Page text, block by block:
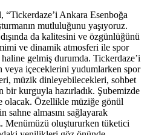
“Tickerdaze’i Ankara Esenboğa
mutluluğunu yaşıyoruz.
da kalitesini ve özgünlüğünü
ve dinamik atmosferi ile spor
haline gelmiş durumda. Tickerdaze’i
içeceklerini yudumlarken spor
müzik dinleyebilecekleri, sohbet
bir kurguyla hazırladık. Şubemizde
olacak. Özellikle müziğe gönül
almasını sağlayarak
Menümüzü oluştururken tüketici